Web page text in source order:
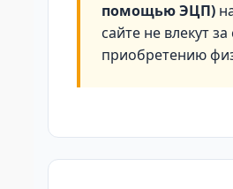
помощью ЭЦП)
сайте не влекут
приобретению